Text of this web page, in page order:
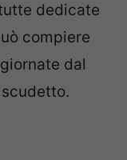
dedicate
compiere
dal